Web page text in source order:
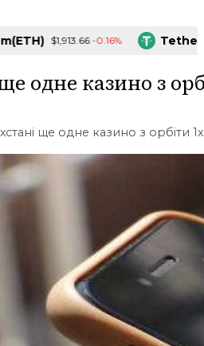
$1,913.66 -0.16%
одне казино з
ще одне казино з орбіти